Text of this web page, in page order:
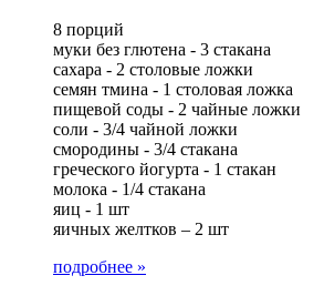
8 порций
муки без глютена - 3 стакана
сахара - 2 столовые ложки
семян тмина - 1 столовая ложка
пищевой соды - 2 чайные ложки
соли - 3/4 чайной ложки
смородины - 3/4 стакана
греческого йогурта - 1 стакан
молока - 1/4 стакана
яиц - 1 шт
яичных желтков – 2 шт
подробнее »